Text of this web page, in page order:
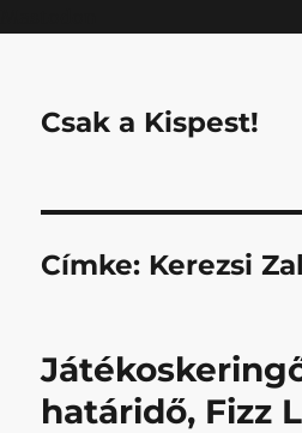
Csak a Kispest!
Címke: Kerezsi
határidő, Fizz